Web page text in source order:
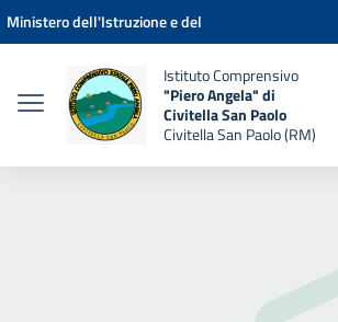
Vai ai contenuti
Vai al menu di navigazione
Vai al footer
Ministero dell'Istruzione e del
Istituto Comprensivo
"Piero Angela" di
Civitella San Paolo
Civitella San Paolo (RM)